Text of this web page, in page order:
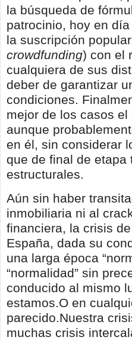
la búsqueda de
patrocinio, hoy en
la suscripción
crowdfunding) con el
cualquiera de sus
deber de garantizar
condiciones.
mejor de los casos
aunque
en él, sin considerar
que de final de
estructurales.
Aún sin haber
inmobiliaria ni al
financiera, la crisis
España, dada su
una larga época
“normalidad” sin
conducido al mismo
estamos.O en
parecido.Nuestra
muchas crisis